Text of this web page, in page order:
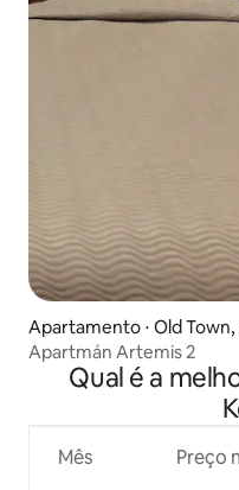
Apartamento ⋅ Old Town,
Apartmán Artemis 2
Qual é a
Mês Preço